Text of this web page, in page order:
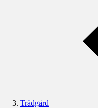
Trädgård